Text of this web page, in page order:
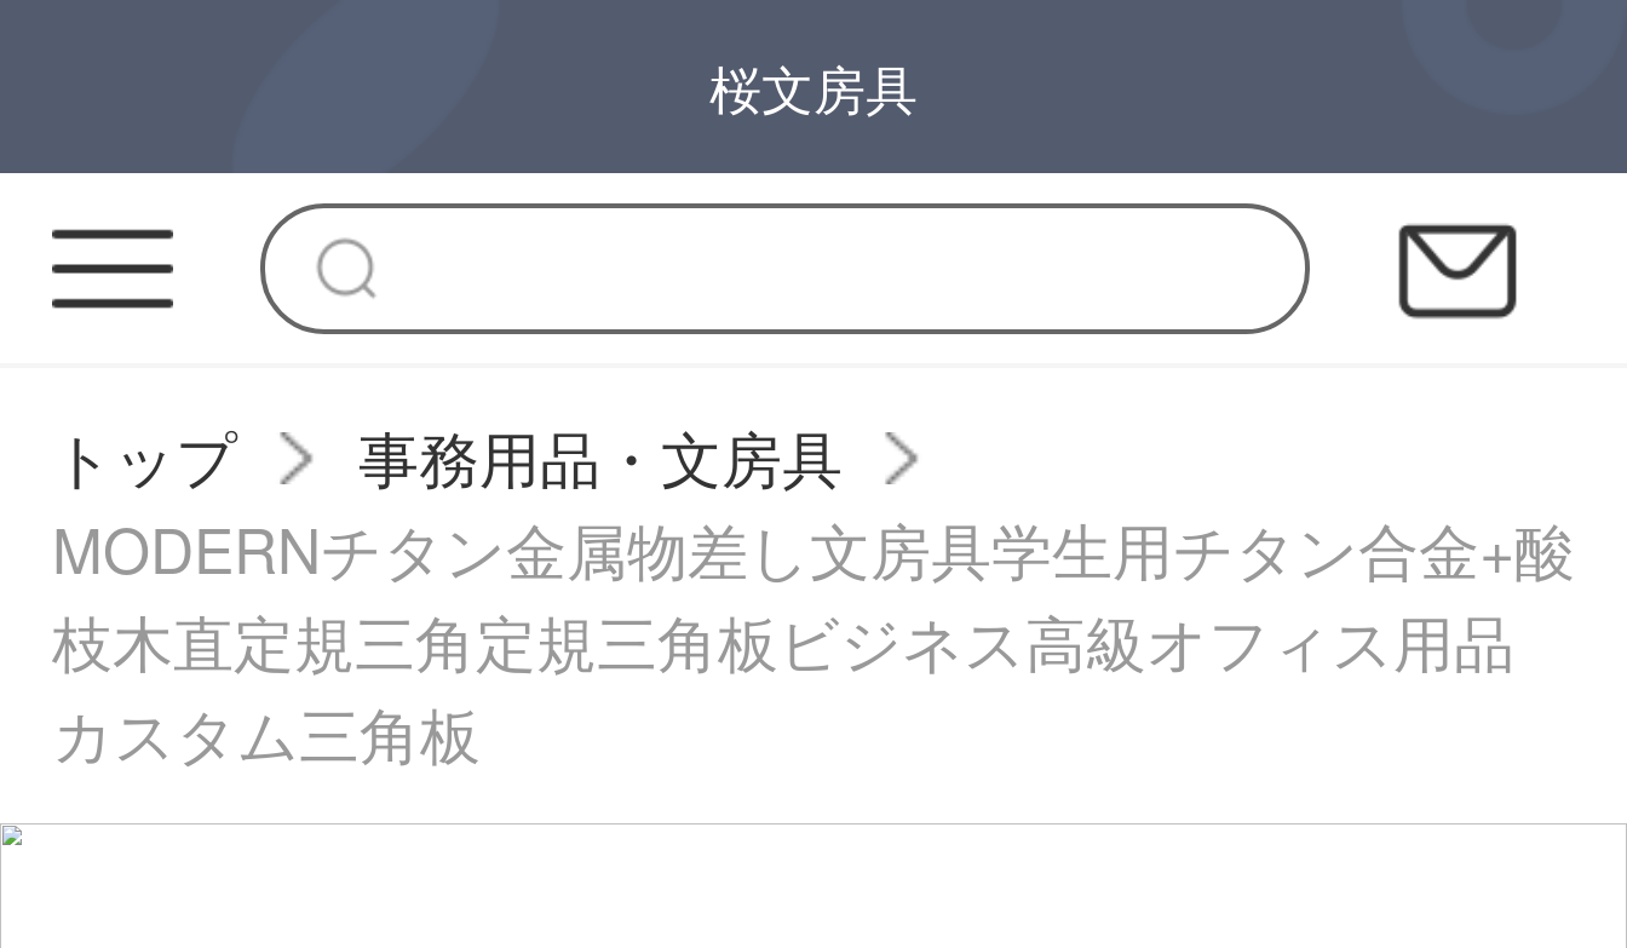
桜文房具
トップ
事務用品・文房具
MODERNチタン金属物差し文房具学生用チタン合金+酸
枝木直定規三角定規三角板ビジネス高級オフィス用品
カスタム三角板